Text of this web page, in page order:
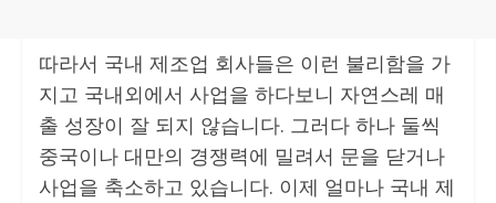
따라서 국내 제조업 회사들은 이런 불리함을 가
지고 국내외에서 사업을 하다보니 자연스레 매
출 성장이 잘 되지 않습니다. 그러다 하나 둘씩
중국이나 대만의 경쟁력에 밀려서 문을 닫거나
사업을 축소하고 있습니다. 이제 얼마나 국내 제